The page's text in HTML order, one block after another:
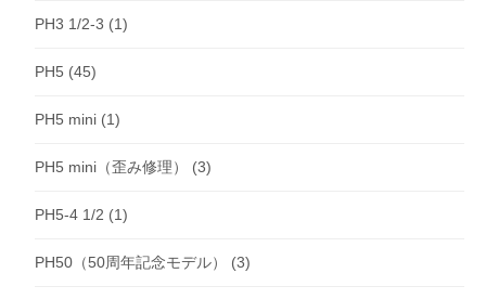
PH3 1/2-3 (1)
PH5 (45)
PH5 mini (1)
PH5 mini（歪み修理） (3)
PH5-4 1/2 (1)
PH50（50周年記念モデル） (3)